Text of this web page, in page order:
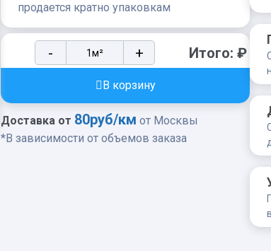
продается кратно упаковкам
Тротуарная
плита
Ланс
60
- + Итого: ₽
В корзину
Доставка от 80руб/км от Москвы
*В зависимости от объемов заказа